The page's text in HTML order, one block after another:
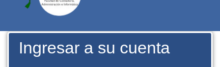
Ingresar a su cuenta